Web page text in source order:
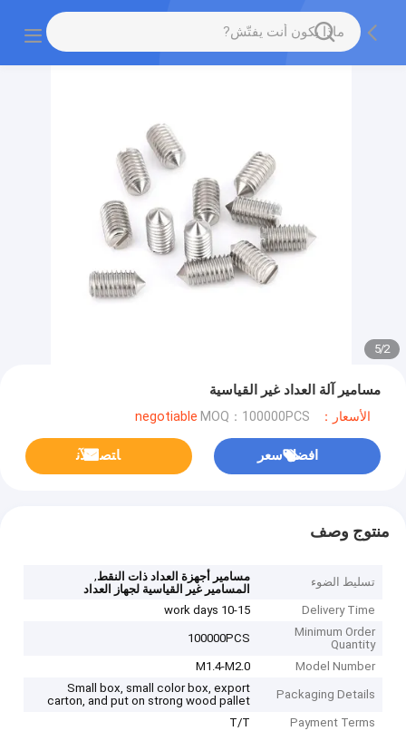
2
/
5
مسامير آلة العداد غير القياسية
الأسعار：negotiable MOQ：100000PCS
افضل سعر ﺎﺘﺼﻟ ﺍﻶﻧ
منتوج وصف
تسليط الضوء مسامير أجهزة العداد ذات النقط,
المسامير غير القياسية لجهاز العداد
Delivery Time
10-15 work days
Minimum Order
Quantity
100000PCS
Model Number
M1.4-M2.0
Packaging Details
Small box, small color box, export
carton, and put on strong wood pallet
Payment Terms
T/T